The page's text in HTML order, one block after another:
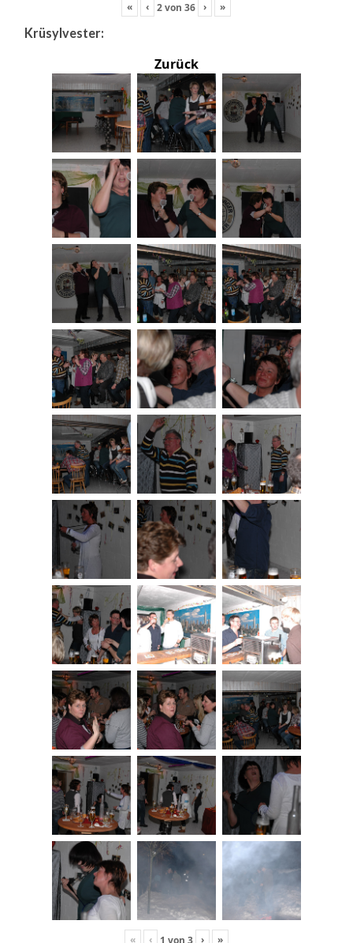
« ‹ 2von36 › »
Krüsylvester:
Zurück
« ‹ 1 von 3 › »